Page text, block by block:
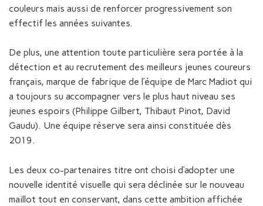
couleurs mais aussi de renforcer progressivement son
effectif les années suivantes.
De plus, une attention toute particulière sera portée à la
détection et au recrutement des meilleurs jeunes coureurs
français, marque de fabrique de l’équipe de Marc Madiot qui
a toujours su accompagner vers le plus haut niveau ses
jeunes espoirs (Philippe Gilbert, Thibaut Pinot, David
Gaudu). Une équipe réserve sera ainsi constituée dès
2019.
Les deux co-partenaires titre ont choisi d’adopter une
nouvelle identité visuelle qui sera déclinée sur le nouveau
maillot tout en conservant, dans cette ambition affichée